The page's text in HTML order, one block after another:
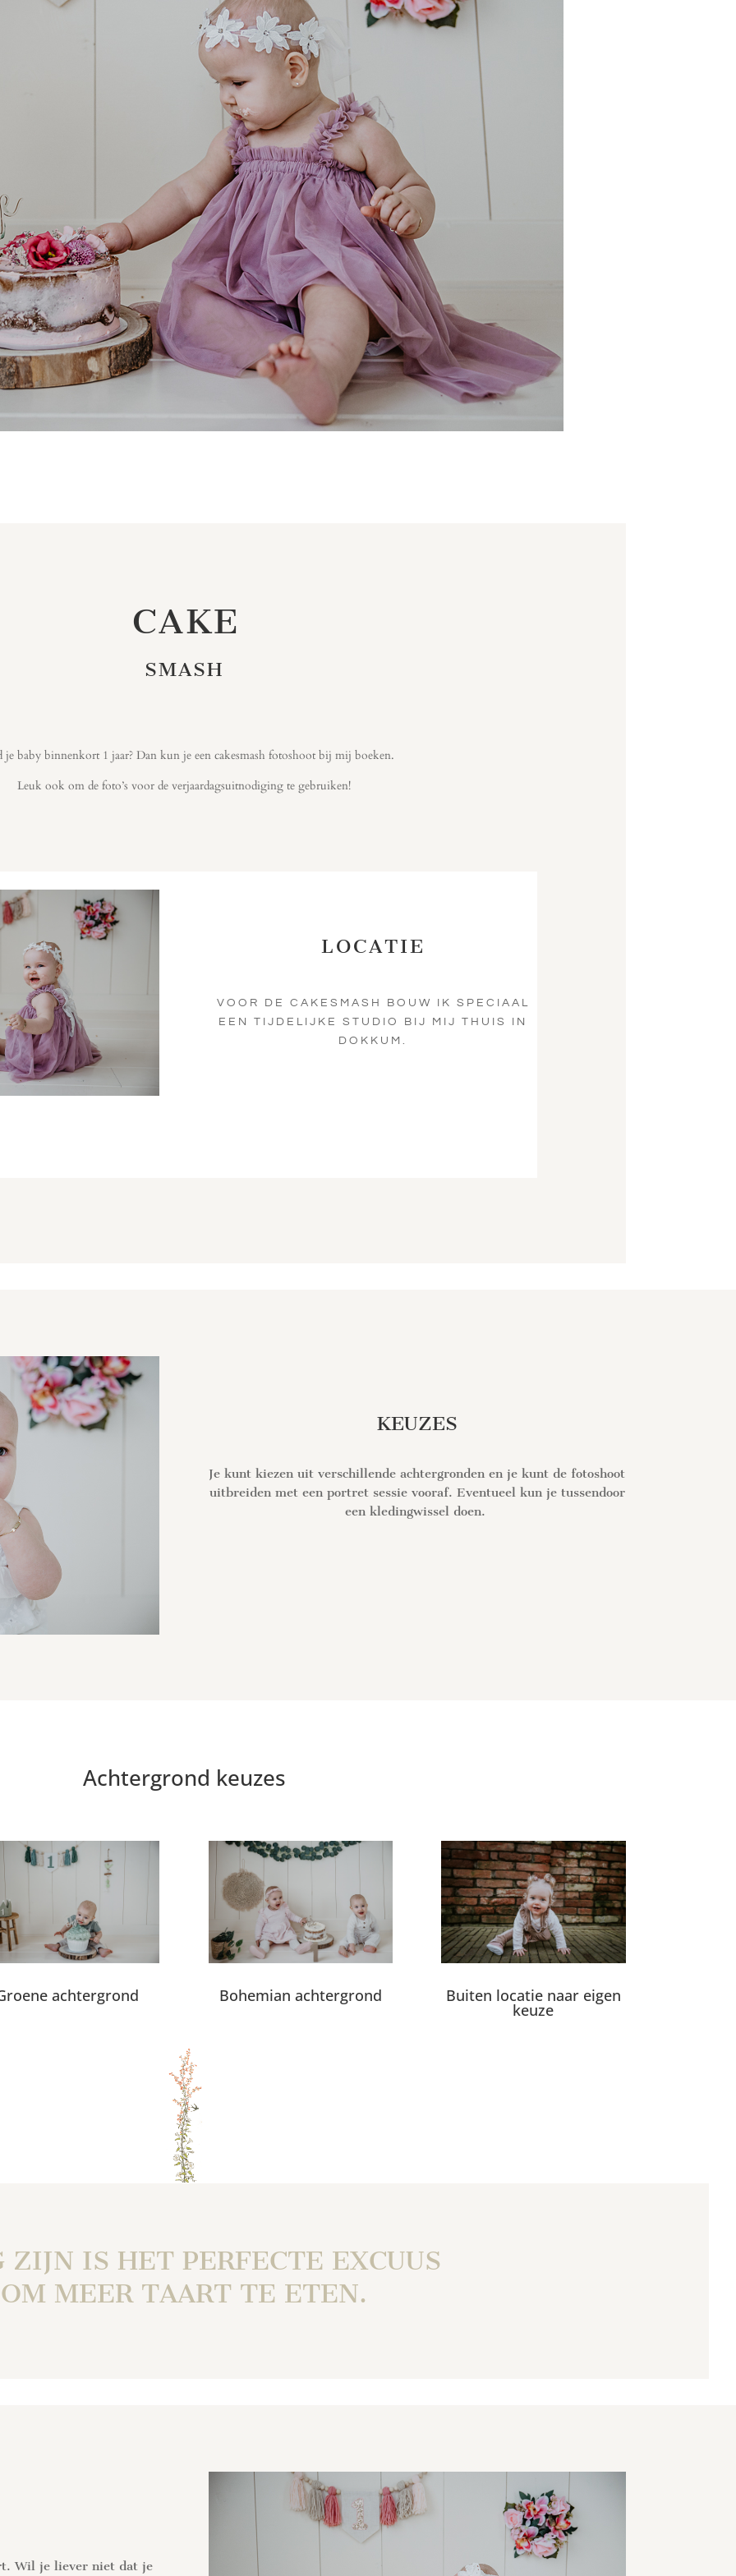
CAKE
SMASH
je baby binnenkort 1 jaar? Dan kun je een cakesmash fotoshoot bij mij boeken.
Leuk ook om de foto’s voor de verjaardagsuitnodiging te gebruiken!
LOCATIE
VOOR DE CAKESMASH BOUW IK SPECIAAL
EEN TIJDELIJKE STUDIO BIJ MIJ THUIS IN
DOKKUM.
KEUZES
Je kunt kiezen uit verschillende achtergronden en je kunt de fotoshoot
uitbreiden met een portret sessie vooraf. Eventueel kun je tussendoor
een kledingwissel doen.
Achtergrond keuzes
achtergrond Bohemian achtergrond Buiten locatie naar eigen
keuze
ZIJN IS HET PERFECTE EXCUUS
OM MEER TAART TE ETEN.
Wil je liever niet dat je